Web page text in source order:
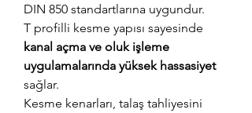
DIN 850 standartlarına uygundur.
T profilli kesme yapısı sayesinde
kanal açma ve oluk işleme
uygulamalarında yüksek hassasiyet
sağlar.
Kesme kenarları, talaş tahliyesini